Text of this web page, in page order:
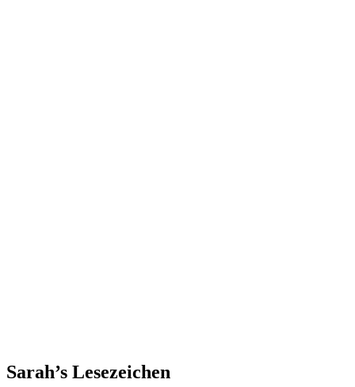
Sarah’s Lesezeichen